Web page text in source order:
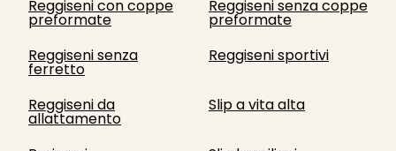
Reggiseni con coppe
preformate
Reggiseni senza coppe
preformate
Reggiseni senza
ferretto
Reggiseni sportivi
Reggiseni da
allattamento
Slip a vita alta